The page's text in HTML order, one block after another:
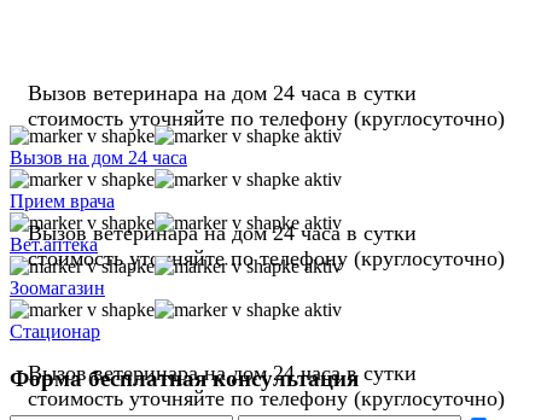
Вызов ветеринара на дом 24 часа в сутки
стоимость уточняйте по телефону (круглосуточно)
Вызов ветеринара на дом24 часа в сутки
стоимость уточняйте по телефону (круглосуточно)
Вызов ветеринара на дом24 часав сутки
стоимость уточняйте по телефону (круглосуточно)
Вызов на дом 24 часа
Прием врача
Вет.аптека
Зоомагазин
Стационар
Форма бесплатная консультация